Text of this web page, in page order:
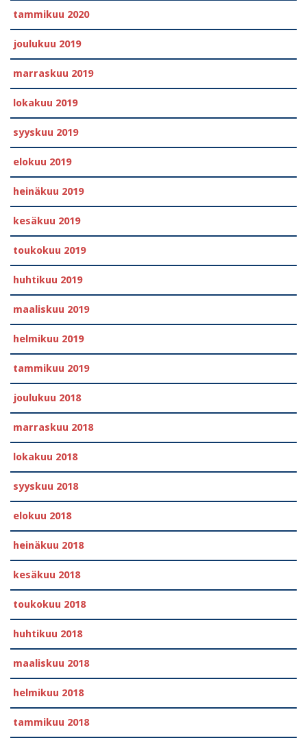
tammikuu 2020
joulukuu 2019
marraskuu 2019
lokakuu 2019
syyskuu 2019
elokuu 2019
heinäkuu 2019
kesäkuu 2019
toukokuu 2019
huhtikuu 2019
maaliskuu 2019
helmikuu 2019
tammikuu 2019
joulukuu 2018
marraskuu 2018
lokakuu 2018
syyskuu 2018
elokuu 2018
heinäkuu 2018
kesäkuu 2018
toukokuu 2018
huhtikuu 2018
maaliskuu 2018
helmikuu 2018
tammikuu 2018